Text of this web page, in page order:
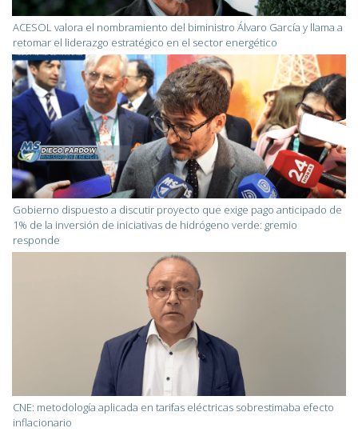
ACESOL valora el nombramiento del biministro Álvaro García y llama a
retomar el liderazgo estratégico en el sector energético
Gobierno dispuesto a discutir proyecto que exige pago anticipado de
1% de la inversión de iniciativas de hidrógeno verde: gremio
responde
CNE: metodología aplicada en tarifas eléctricas sobrestimaba efecto
inflacionario